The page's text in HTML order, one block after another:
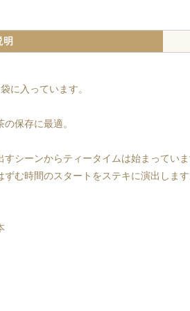
に入っています。
保存に最適。
シーンからティータイムは始まっていま
む時間のスタートをステキに演出します